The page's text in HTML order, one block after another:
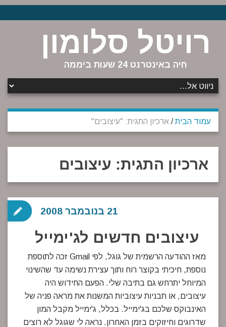
רויטל סלומון
חיה באינטרנט 24 שעות ביממה
עמוד הבית / ארכיון התגית: "עיצובים"
ארכיון התגית: עיצובים
עיצובים חדשים לג'ימייל
מאז ההודעה הרשמית של גוגל, לפי Gmail זכה לתוספת
נוספת, חיכיתי בקוצר רוח ותוך עצירת נשימה עד שהשינוי
המיוחל יתרחש גם בתיבה שלי. הפעם החידוש היה
עיצובים, או תבניות עיצוביות המשנות את מראה פניה של
האינבוקס שלכם בג'ימייל. בכלל, ג'ימייל מקבל המון
שדרוגים וחיזוקים בזמן האחרון. נראה לי שגוגל לא רוצים
21 בנובמבר 2008